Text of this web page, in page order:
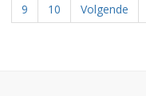
9
10 Volgende